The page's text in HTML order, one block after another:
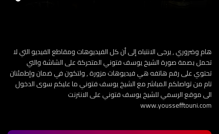
هام وضروري , يرجى الانتباه إلى أن كل الفيديوهات ومقاطع الفيديو التي لا
تحمل بصمة صورة الشيخ يوسف فتوني المتحركة على الشاشة والتي
تحتوي على رقم هاتفه هي فيديوهات مزورة , ولتكون في ضمان وإطمئنان
تام من تواصلكم المباشر مع الشيخ يوسف فتوني ما عليكم سوى الدخول
الى موقع الرسمي للشيخ يوسف فتوني على الانترنت
www.youssefftouni.com